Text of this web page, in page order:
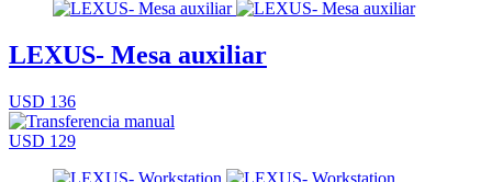
LEXUS- Mesa auxiliar
USD 136
USD 129